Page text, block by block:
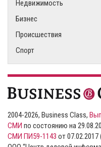
Недвижимость
Бизнес
Происшествия
Спорт
2004-2026, Business Class,
СМИ по состоянию на
СМИ ПИ59-1143 от 07.02.2017